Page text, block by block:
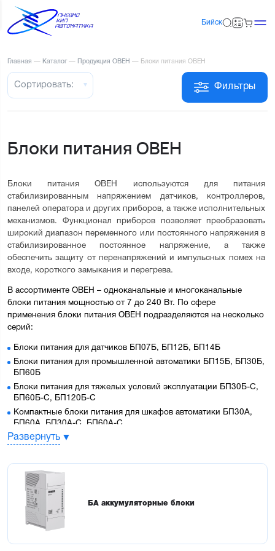
Бийск
Главная — Каталог — Продукция ОВЕН — Блоки питания ОВЕН
Фильтры
Сортировать:
Блоки питания ОВЕН
Блоки питания ОВЕН используются для питания
стабилизированным напряжением датчиков, контроллеров,
панелей оператора и других приборов, а также исполнительных
механизмов. Функционал приборов позволяет преобразовать
широкий диапазон переменного или постоянного напряжения в
стабилизированное постоянное напряжение, а также
обеспечить защиту от перенапряжений и импульсных помех на
входе, короткого замыкания и перегрева.
В ассортименте ОВЕН – одноканальные и многоканальные
блоки питания мощностью от 7 до 240 Вт. По сфере
применения блоки питания ОВЕН подразделяются на несколько
серий:
Блоки питания для датчиков БП07Б, БП12Б, БП14Б
Блоки питания для промышленной автоматики БП15Б, БП30Б,
БП60Б
Блоки питания для тяжелых условий эксплуатации БП30Б-С,
БП60Б-С, БП120Б-С
Компактные блоки питания для шкафов автоматики БП30А,
БП60А, БП30А-С, БП60А-С
Источники питания с
Зарядное устройство ЗУ120К
Блоки аккумуляторные Li-Ion
кислотные АКБ1207
Блоки питания для ПЛК и ответственных применений
Блоки питания для ПЛК и ответственных применений с
интерфейсом Ethernet
Развернуть
БА аккумуляторные блоки